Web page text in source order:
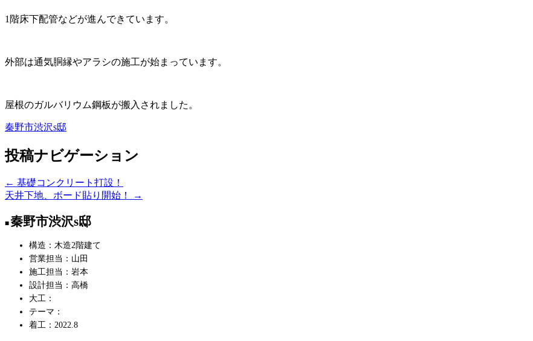
1階床下配管などが進んできています。
外部は通気胴縁やアラシの施工が始まっています。
屋根のガルバリウム鋼板が搬入されました。
秦野市渋沢s邸
投稿ナビゲーション
← 基礎コンクリート打設！
天井下地、ボード貼り開始！
→
秦野市渋沢s邸
構造：木造2階建て
営業担当：山田
施工担当：岩本
設計担当：高橋
大工：
テーマ：
着工：2022.8